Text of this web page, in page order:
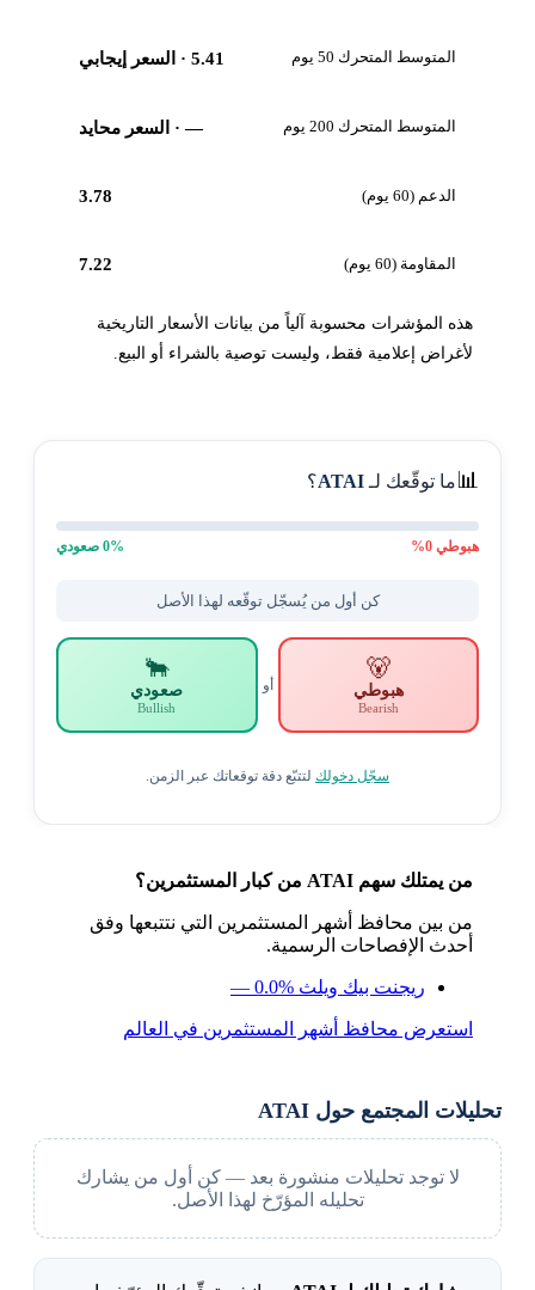
المتوسط المتحرك 50 يوم 5.41· السعر إيجابي
المتوسط المتحرك 200 يوم —· السعر محايد
الدعم (60 يوم) 3.78
المقاومة (60 يوم) 7.22
هذه المؤشرات محسوبة آلياً من بيانات الأسعار التاريخية
لأغراض إعلامية فقط، وليست توصية بالشراء أو البيع.
📊 ما توقّعك لـATAI؟
هبوطي0
%
0% صعودي
كن أول من يُسجّل توقّعه لهذا الأصل
🐻
هبوطي
Bearish
أو
🐂
صعودي
Bullish
سجّل دخولكلتتبّع دقة توقعاتك عبر الزمن.
من يمتلك سهم ATAI من كبار المستثمرين؟
من بين محافظ أشهر المستثمرين التي نتتبعها وفق
أحدث الإفصاحات الرسمية.
ريجنت بيك ويلث — 0.0%
استعرض محافظ أشهر المستثمرين في العالم
تحليلات المجتمع حول ATAI
لا توجد تحليلات منشورة بعد — كن أول من يشارك
تحليله المؤرّخ لهذا الأصل.